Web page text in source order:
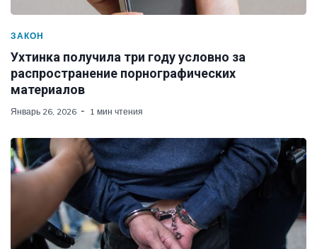
ЗАКОН
Ухтинка получила три году условно за
распространение порнографических
материалов
Январь 26, 2026 1 мин чтения